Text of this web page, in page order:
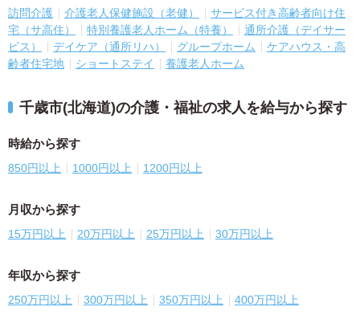
訪問介護 介護老人保健施設（老健）
サービス付き高齢者向け住
宅（サ高住）
特別養護老人ホーム（特養）
通所介護（デイサー
ビス）
デイケア（通所リハ） グループホーム
ケアハウス・高
齢者住宅地
ショートステイ 養護老人ホーム
千歳市(北海道)の介護・福祉の求人を給与から探す
時給から探す
850円以上 1000円以上 1200円以上
月収から探す
15万円以上 20万円以上 25万円以上 30万円以上
年収から探す
250万円以上 300万円以上 350万円以上 400万円以上